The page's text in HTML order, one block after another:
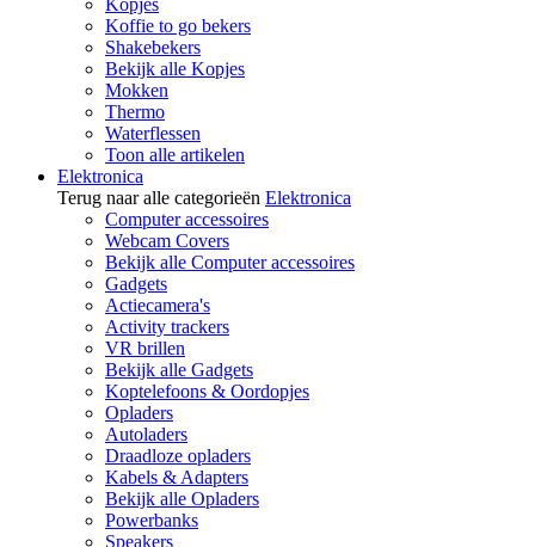
Kopjes
Koffie to go bekers
Shakebekers
Bekijk alle Kopjes
Mokken
Thermo
Waterflessen
Toon alle artikelen
Elektronica
Terug naar alle categorieën Elektronica
Computer accessoires
Webcam Covers
Bekijk alle Computer accessoires
Gadgets
Actiecamera's
Activity trackers
VR brillen
Bekijk alle Gadgets
Koptelefoons & Oordopjes
Opladers
Autoladers
Draadloze opladers
Kabels & Adapters
Bekijk alle Opladers
Powerbanks
Speakers